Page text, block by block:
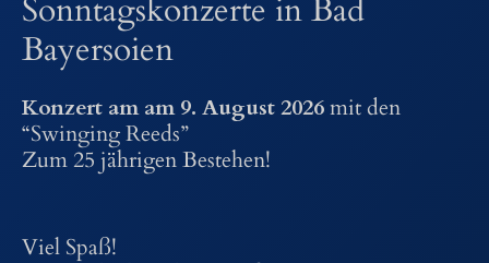
Sonntagskonzerte in Bad
Bayersoien
Konzert am am 9. August 2026mit den
“Swinging Reeds”
Zum 25 jährigen Bestehen!
Viel Spaß!